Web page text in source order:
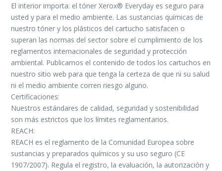
El interior importa: el tóner Xerox® Everyday es seguro para
usted y para el medio ambiente. Las sustancias químicas de
nuestro tóner y los plásticos del cartucho satisfacen o
superan las normas del sector sobre el cumplimiento de los
reglamentos internacionales de seguridad y protección
ambiental. Publicamos el contenido de todos los cartuchos en
nuestro sitio web para que tenga la certeza de que ni su salud
ni el medio ambiente corren riesgo alguno.
Certificaciones:
Nuestros estándares de calidad, seguridad y sostenibilidad
son más estrictos que los límites reglamentarios.
REACH:
REACH es el reglamento de la Comunidad Europea sobre
sustancias y preparados químicos y su uso seguro (CE
1907/2007). Regula el registro, la evaluación, la autorización y